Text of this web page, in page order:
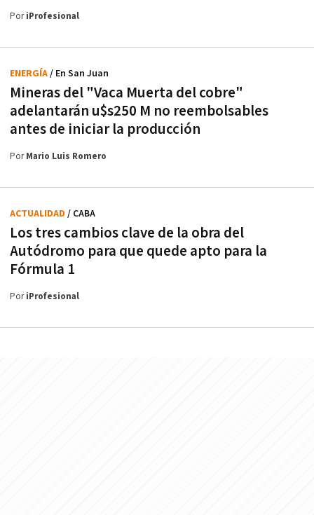
PoriProfesional
Mineras del "Vaca Muerta del cobre"
adelantarán u$s250 M no reembolsables
antes de iniciar la producción
ENERGÍA/ En San Juan
PorMario Luis Romero
Los tres cambios clave de la obra del
Autódromo para que quede apto para la
Fórmula 1
ACTUALIDAD / CABA
PoriProfesional